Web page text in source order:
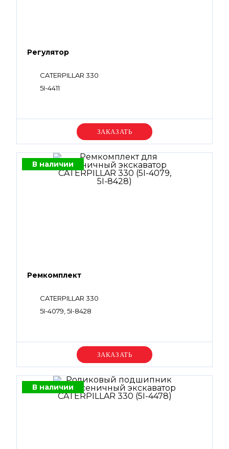
Регулятор
CATERPILLAR 330
5I-4411
Уточняйте цену
В наличии
Ремкомплект
CATERPILLAR 330
5I-4079, 5I-8428
Уточняйте цену
В наличии